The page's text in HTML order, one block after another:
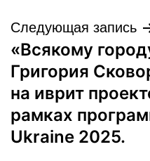
Следующая запись
«Всякому
Григория
на иврит
рамках
Ukraine 2025.